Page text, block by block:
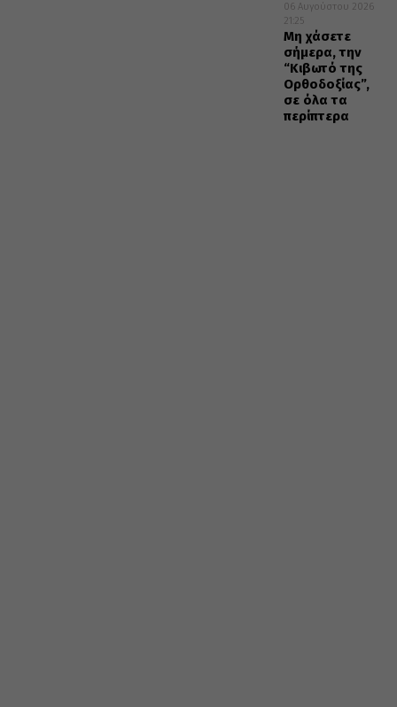
06 Αυγούστου 2026
21:25
Μη χάσετε
σήμερα, την
“Κιβωτό της
Ορθοδοξίας”,
σε όλα τα
περίπτερα